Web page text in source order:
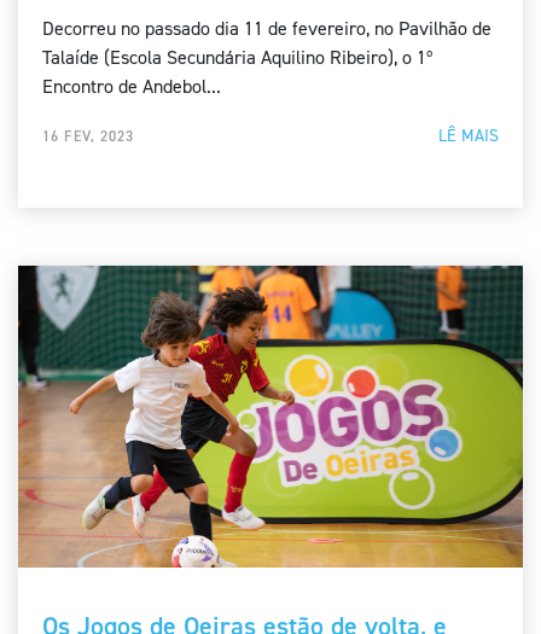
Decorreu no passado dia 11 de fevereiro, no Pavilhão de
Talaíde (Escola Secundária Aquilino Ribeiro), o 1º
Encontro de Andebol...
LÊ MAIS
16 FEV, 2023
Os Jogos de Oeiras estão de volta, e